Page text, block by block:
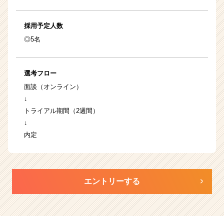
採用予定人数
◎5名
選考フロー
面談（オンライン）
↓
トライアル期間（2週間）
↓
内定
エントリーする